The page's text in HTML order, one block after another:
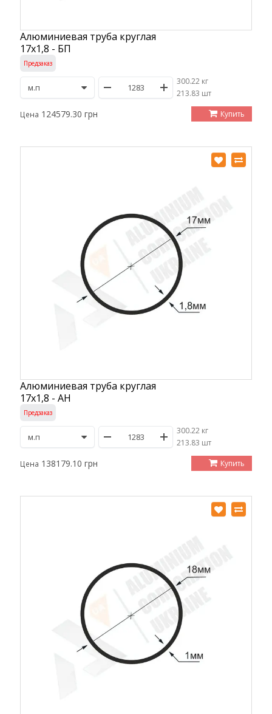
Алюминиевая труба круглая
17х1,8 - БП
Предзаказ
300.22 кг
/213.83 шт
Цена 124579.30 грн Купить
Алюминиевая труба круглая
17х1,8 - АН
Предзаказ
300.22 кг
/213.83 шт
Цена 138179.10 грн Купить